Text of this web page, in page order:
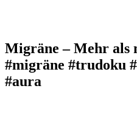
Migräne – Mehr als
#migräne #trudoku
#aura